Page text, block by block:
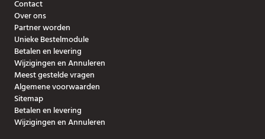
Contact
Over ons
Partner worden
Unieke Bestelmodule
Betalen en levering
Wijzigingen en Annuleren
Meest gestelde vragen
Algemene voorwaarden
Sitemap
Betalen en levering
Wijzigingen en Annuleren